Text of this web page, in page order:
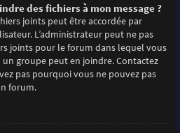
des fichiers à mon message ?
joints peut être accordée par
L’administrateur peut ne pas
joints pour le forum dans lequel vous
groupe peut en joindre. Contactez
pas pourquoi vous ne pouvez pas
forum.